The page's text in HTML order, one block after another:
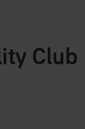
Club